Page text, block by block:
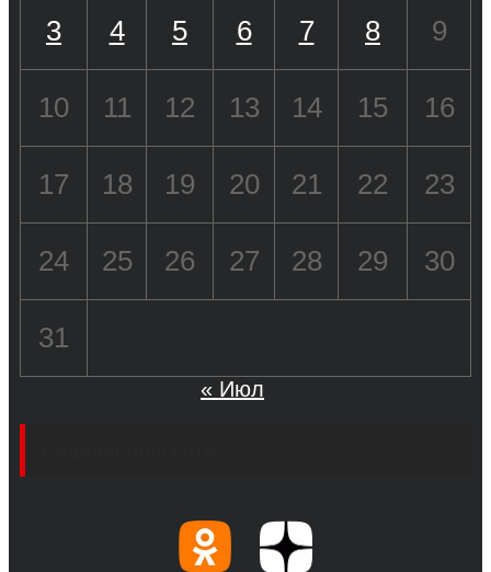
3 4 5 6 7 8 9
10 11 12 13 14 15 16
17 18 19 20 21 22 23
24 25 26 27 28 29 30
31
« Июл